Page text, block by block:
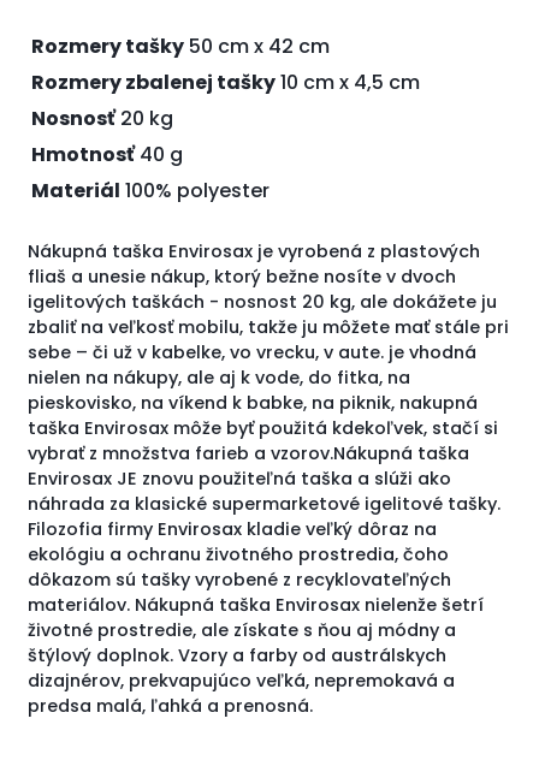
Rozmery tašky 50 cm x 42 cm
Rozmery zbalenej tašky10 cm x 4,5 cm
Nosnosť 20 kg
Hmotnosť 40 g
Materiál 100% polyester
Nákupná taška Envirosax je vyrobená z plastových
fliaš a unesie nákup, ktorý bežne nosíte v dvoch
igelitových taškách - nosnost 20 kg, ale dokážete ju
zbaliť na veľkosť mobilu, takže ju môžete mať stále pri
sebe – či už v kabelke, vo vrecku, v aute. je vhodná
nielen na nákupy, ale aj k vode, do fitka, na
pieskovisko, na víkend k babke, na piknik, nakupná
taška Envirosax môže byť použitá kdekoľvek, stačí si
vybrať z množstva farieb a vzorov.Nákupná taška
Envirosax JE znovu použiteľná taška a slúži ako
náhrada za klasické supermarketové igelitové tašky.
Filozofia firmy Envirosax kladie veľký dôraz na
ekológiu a ochranu životného prostredia, čoho
dôkazom sú tašky vyrobené z recyklovateľných
materiálov. Nákupná taška Envirosax nielenže šetrí
životné prostredie, ale získate s ňou aj módny a
štýlový doplnok. Vzory a farby od austrálskych
dizajnérov, prekvapujúco veľká, nepremokavá a
predsa malá, ľahká a prenosná.